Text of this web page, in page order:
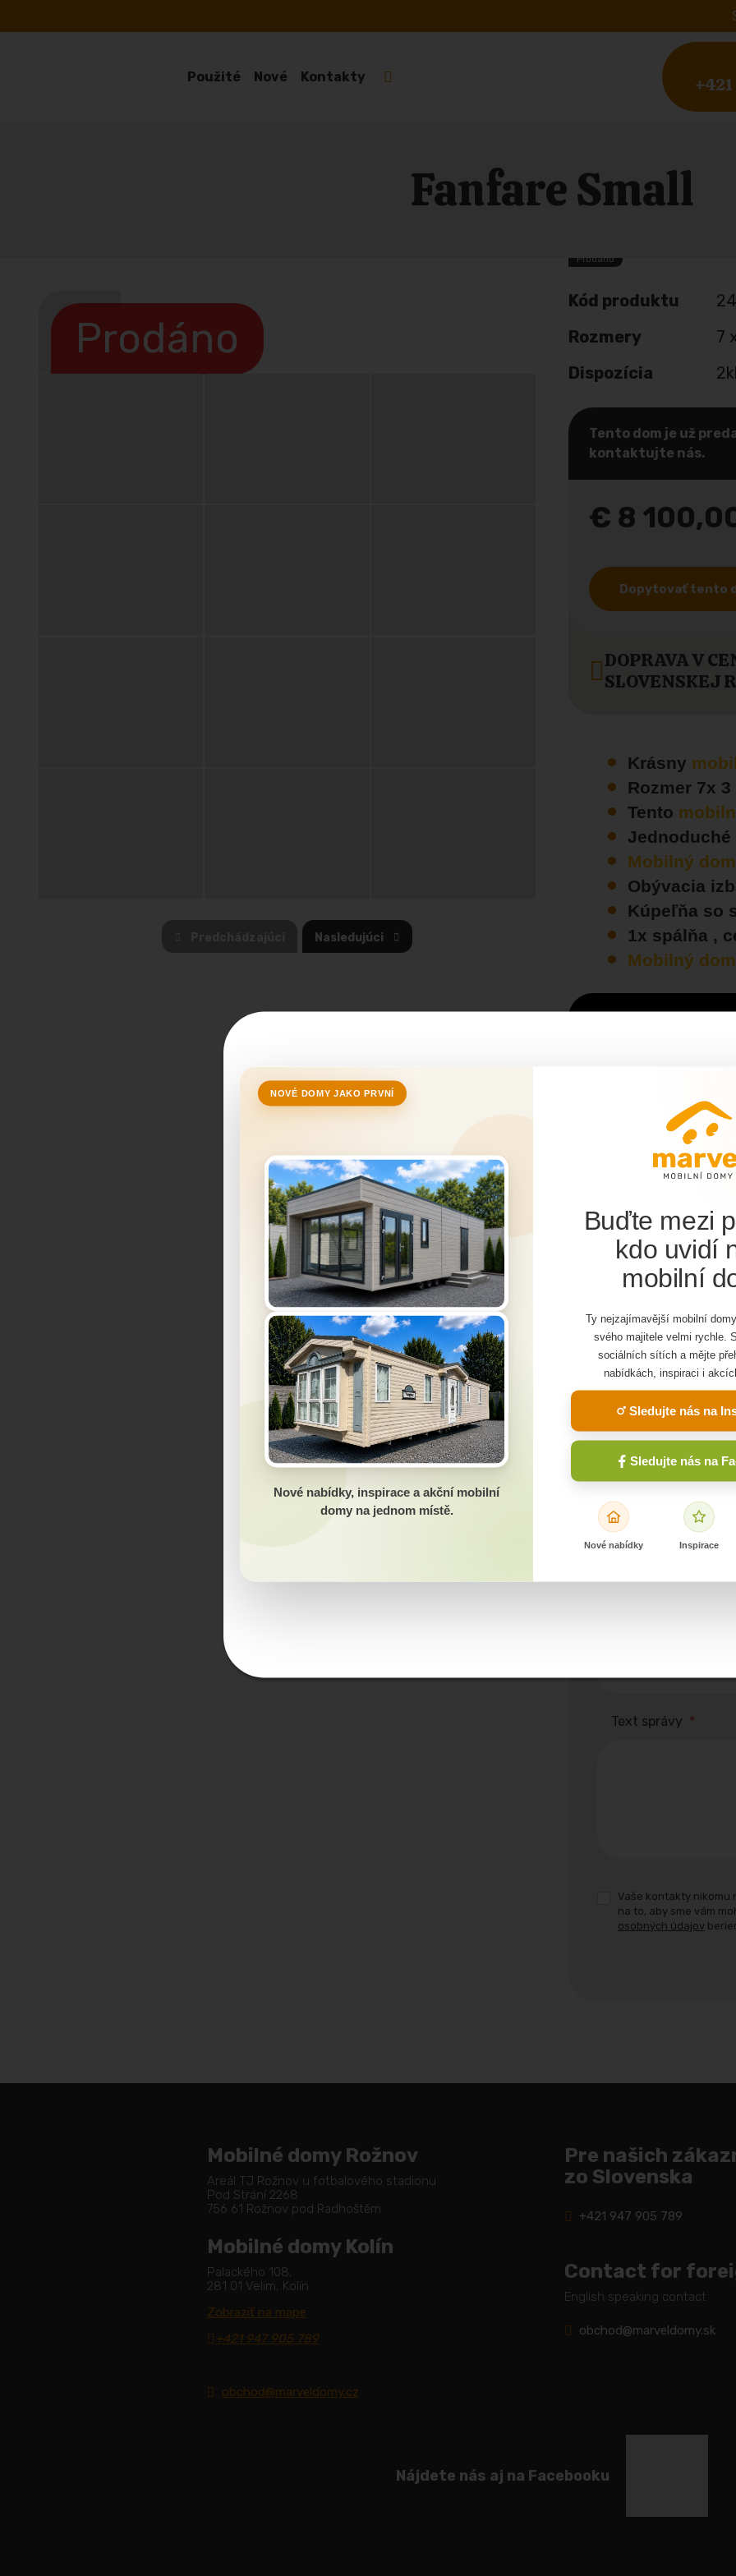
Použité Nové Kontakty
Fanfare Small
Prodáno
Nasledujúci
Prodáno
Kód produktu
Rozmery
7
Dispozícia
Tento dom je už
kontaktujte nás.
€ 8
Dopytovať tento
DOPRAVA V
SLOVENSKEJ
Krásny
Rozmer 7x
Tento
Mobilný dom
Obývacia
Kúpeľňa so
1x spálňa ,
Mobilný dom
Máte
dom?
alebo sa chcete
Meno a priezvisko *
Telefónne číslo *
Text správy *
Vaše kontakty nikomu
na to, aby sme vám
osobných údajov
Mobilné domy Rožnov
Areál TJ Rožnov u fotbalového stadionu
Pod Strání 2268
756 61 Rožnov pod Radhoštěm
Mobilné domy Kolín
Palackého 108,
281 01 Velim, Kolín
Zobraziť na mape
+421 947 905 789
obchod@marveldomy.cz
Pre našich
zo Slovenska
+421 947 905 789
Contact for
English speaking contact
obchod@marveldomy.sk
Nájdete nás aj na Facebooku
Tento web využíva cookies
Pre chod webu sú nevyhnutné aktivované technické súbory cookies. Na
poskytovanie služieb, personalizáciu reklám a analýzu návštevnosti sú však
povoliť aj voliteľné cookies. Kliknutím na nasledujúce tlačidlo ich zapnete.
Nastavenie Súhlasím
NOVÉ DOMY JAKO PRVNÍ
Nové nabídky, inspirace a akční mobilní
domy na jednom místě.
Buďte mezi
kdo uvidí
mobilní
Ty nejzajímavější mobilní
svého majitele velmi rychle.
sociálních sítích a mějte
nabídkách, inspiraci i
Sledujte nás na
Sledujte nás na
Nové nabídky Inspirace